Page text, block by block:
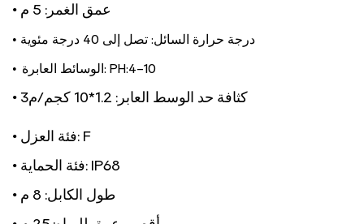
• عمق الغمر: 5 م
• درجة حرارة السائل: تصل إلى 40 درجة مئوية
• الوسائط العابرة: PH:4-10
• كثافة حد الوسط العابر: 1.2*10 كجم/م3
• فئة العزل: F
• فئة الحماية: IP68
• طول الكابل: 8 م